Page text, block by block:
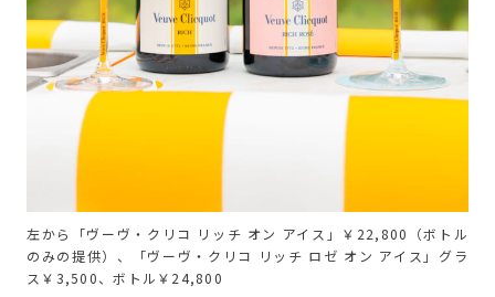
左から「ヴーヴ・クリコ リッチ オン アイス」￥22,800（ボトル
のみの提供）、「ヴーヴ・クリコ リッチ ロゼ オン アイス」グラ
ス￥3,500、ボトル￥24,800